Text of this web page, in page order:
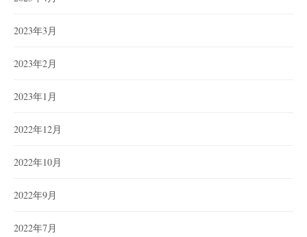
2023年3月
2023年2月
2023年1月
2022年12月
2022年10月
2022年9月
2022年7月